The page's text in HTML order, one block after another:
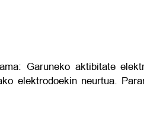
Garuneko aktibitate
elektrodoekin neurtua.